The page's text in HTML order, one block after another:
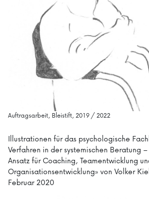
Auftragsarbeit, Bleistift, 2019 / 2022
Illustrationen für das psychologische
Verfahren in der systemischen Beratung
Ansatz für Coaching, Teamentwicklung
Organisationsentwicklung» von Volker
Februar 2020